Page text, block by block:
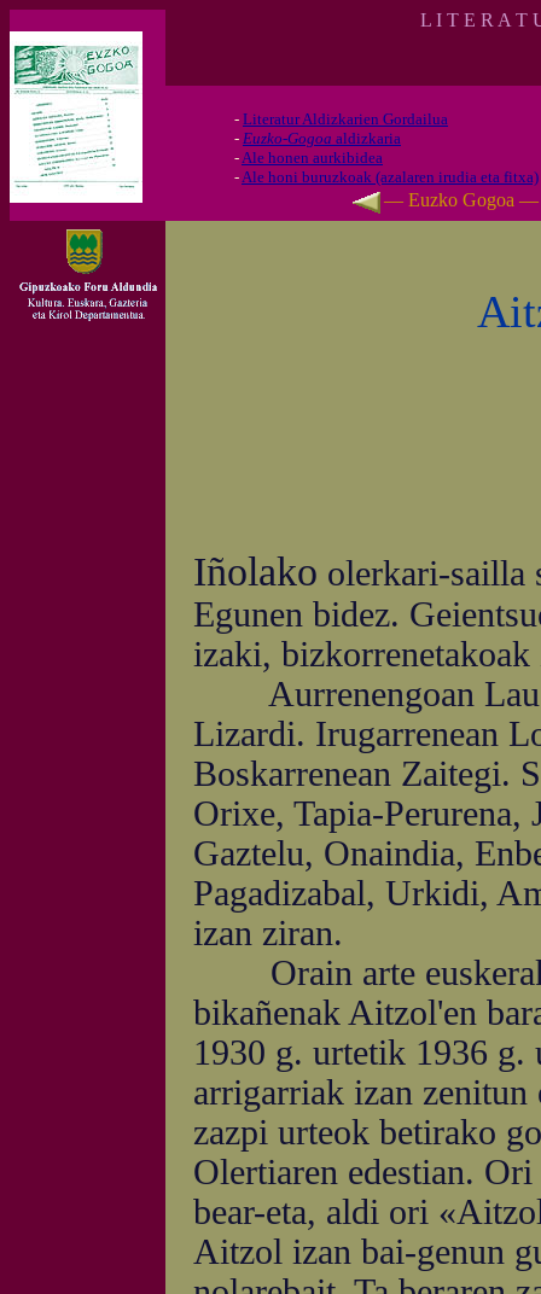
L I T E R A T
- Literatur Aldizkarien Gordailua
- Euzko-Gogoa aldizkaria
-Ale honen aurkibidea
-Ale honi buruzkoak (azalaren irudia eta fitxa)
— Euzko Gogoa —
Iñolako olerkari-sailla
Egunen bidez.
izaki,
Aurrenengoan
Lizardi. Irugarrenean
Boskarrenean Zaitegi.
Orixe, Tapia-
Gaztelu, Onaindia,
Pagadizabal, Urkidi,
izan ziran.
Orain arte euskerak
bikañenak Aitzol'en
1930 g. urtetik 1936 g.
arrigarriak izan
zazpi urteok betirako
Olertiaren edestian.
bear-eta, aldi ori
Aitzol izan bai-genun